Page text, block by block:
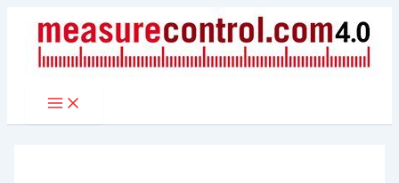
contenido